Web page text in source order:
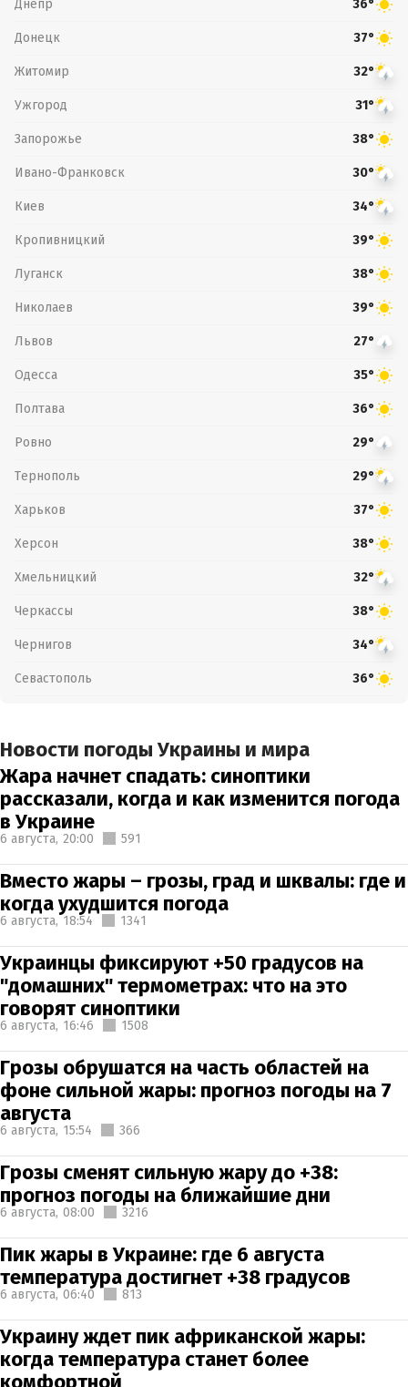
Днепр 36°
Донецк 37°
Житомир 32°
Ужгород 31°
Запорожье 38°
Ивано-Франковск 30°
Киев 34°
Кропивницкий 39°
Луганск 38°
Николаев 39°
Львов 27°
Одесса 35°
Полтава 36°
Ровно 29°
Тернополь 29°
Харьков 37°
Херсон 38°
Хмельницкий 32°
Черкассы 38°
Чернигов 34°
Севастополь 36°
Новости погоды Украины и мира
Жара начнет спадать: синоптики
рассказали, когда и как изменится погода
в Украине
6 августа, 20:00 591
Вместо жары – грозы, град и шквалы: где и
когда ухудшится погода
6 августа, 18:54 1341
Украинцы фиксируют +50 градусов на
"домашних" термометрах: что на это
говорят синоптики
6 августа, 16:46 1508
Грозы обрушатся на часть областей на
фоне сильной жары: прогноз погоды на 7
августа
6 августа, 15:54 366
Грозы сменят сильную жару до +38:
прогноз погоды на ближайшие дни
6 августа, 08:00 3216
Пик жары в Украине: где 6 августа
температура достигнет +38 градусов
6 августа, 06:40 813
Украину ждет пик африканской жары:
когда температура станет более
комфортной